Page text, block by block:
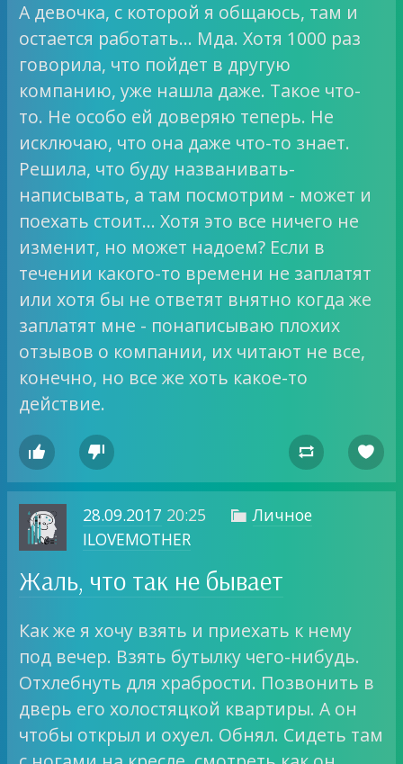
А девочка, с которой я общаюсь, там и
остается работать… Мда. Хотя 1000 раз
говорила, что пойдет в другую
компанию, уже нашла даже. Такое что-
то. Не особо ей доверяю теперь. Не
исключаю, что она даже что-то знает.
Решила, что буду названивать-
написывать, а там посмотрим - может и
поехать стоит… Хотя это все ничего не
изменит, но может надоем? Если в
течении какого-то времени не заплатят
или хотя бы не ответят внятно когда же
заплатят мне - понаписываю плохих
отзывов о компании, их читают не все,
конечно, но все же хоть какое-то
действие.
   
28.09.2017 20:25  Личное
ILOVEMOTHER
Жаль, что так не бывает
Как же я хочу взять и приехать к нему
под вечер. Взять бутылку чего-нибудь.
Отхлебнуть для храбрости. Позвонить в
дверь его холостяцкой квартиры. А он
чтобы открыл и охуел. Обнял. Сидеть там